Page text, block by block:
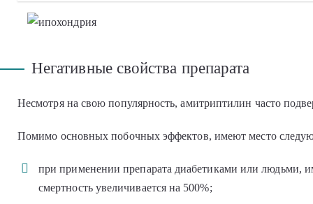
Негативные свойства препарата
Несмотря на свою популярность, амитриптилин часто
Помимо основных побочных эффектов, имеют место
при применении препарата диабетиками или людьми,
смертность увеличивается на 500%;